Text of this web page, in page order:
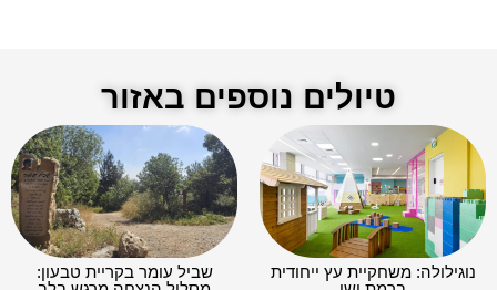
טיולים נוספים באזור
נוגילולה: משחקיית עץ ייחודית
שביל עומר בקריית טבעון: